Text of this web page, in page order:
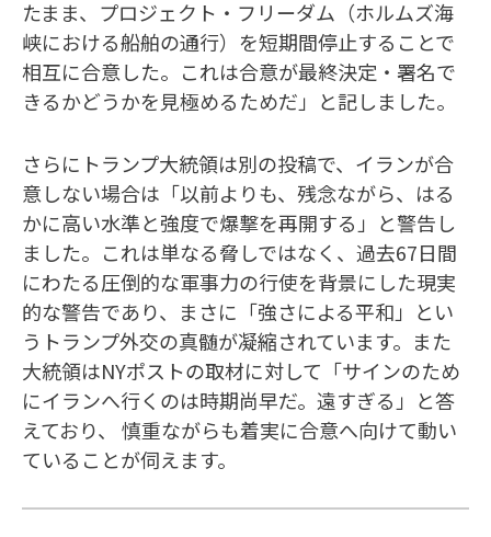
たまま、プロジェクト・フリーダム（ホルムズ海
峡における船舶の通行）を短期間停止することで
相互に合意した。これは合意が最終決定・署名で
きるかどうかを見極めるためだ」と記しました。
さらにトランプ大統領は別の投稿で、イランが合
意しない場合は「以前よりも、残念ながら、はる
かに高い水準と強度で爆撃を再開する」と警告し
ました。これは単なる脅しではなく、過去67日間
にわたる圧倒的な軍事力の行使を背景にした現実
的な警告であり、まさに「強さによる平和」とい
うトランプ外交の真髄が凝縮されています。また
大統領はNYポストの取材に対して「サインのため
にイランへ行くのは時期尚早だ。遠すぎる」と答
えており、 慎重ながらも着実に合意へ向けて動い
ていることが伺えます。